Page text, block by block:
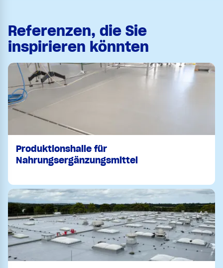
Referenzen, die Sie
inspirieren könnten
Produktionshalle für
Nahrungsergänzungsmittel